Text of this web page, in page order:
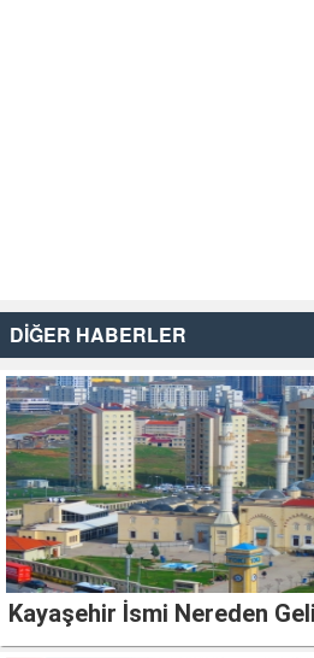
DİĞER HABERLER
Kayaşehir İsmi Nereden